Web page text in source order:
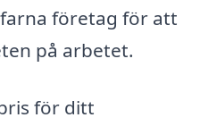
företag för att
på arbetet.
för ditt